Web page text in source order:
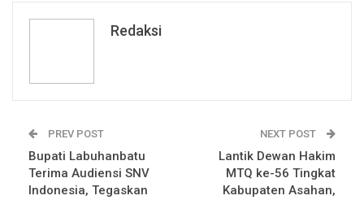
Redaksi
PREV POST
Bupati Labuhanbatu
Terima Audiensi SNV
Indonesia, Tegaskan
NEXT POST
Lantik Dewan Hakim
MTQ ke-56 Tingkat
Kabupaten Asahan,